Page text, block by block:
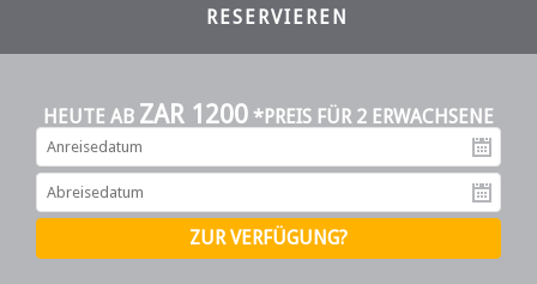
RESERVIEREN
HEUTE AB ZAR 1200 *PREIS FÜR 2 ERWACHSENE